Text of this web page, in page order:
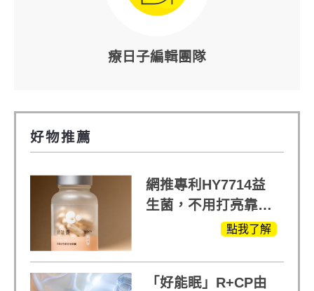
療日子編輯團隊
好物推薦
網推專利HY7714益
生菌，不用打亮靠養
點我了解
「好能眠」R+CP由